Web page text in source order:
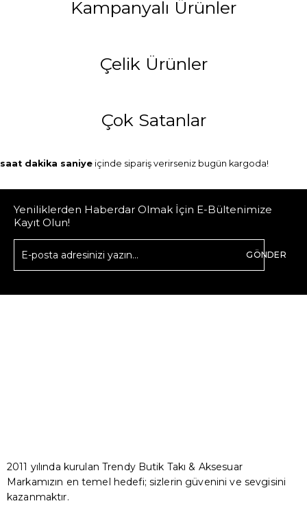
Kampanyalı Ürünler
Çelik Ürünler
Çok Satanlar
saat dakika saniye içinde sipariş verirseniz bugün kargoda!
Yeniliklerden Haberdar Olmak İçin E-Bültenimize
Kayıt Olun!
GÖNDER
2011 yılında kurulan Trendy Butik Takı & Aksesuar
Markamızın en temel hedefi; sizlerin güvenini ve sevgisini
kazanmaktır.